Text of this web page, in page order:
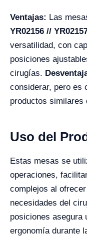
Ventajas: Las
YR02156 //
versatilidad, con
posiciones
cirugías.
considerar, pero es
productos similares
Uso del
Estas mesas se
operaciones,
complejos al
necesidades del
posiciones asegura
ergonomía durante